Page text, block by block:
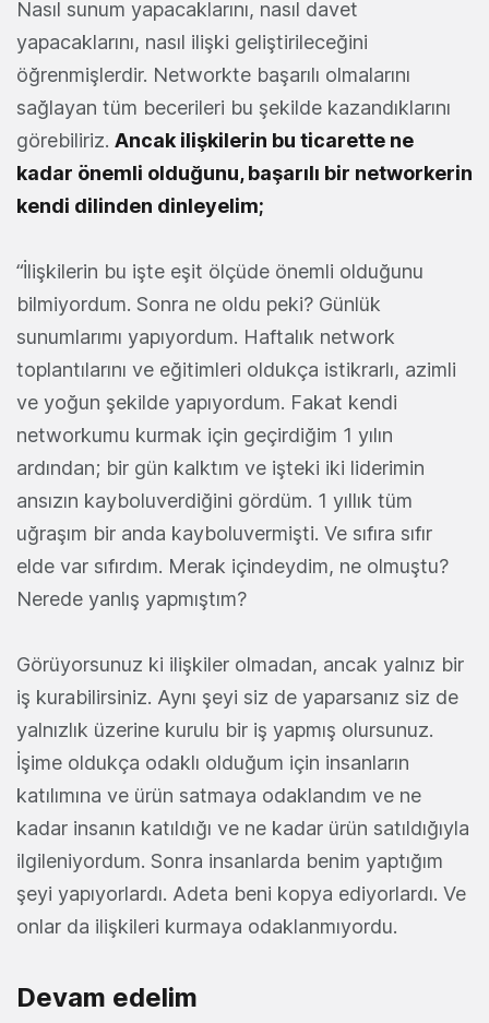
Nasıl sunum yapacaklarını, nasıl davet
yapacaklarını, nasıl ilişki geliştirileceğini
öğrenmişlerdir. Networkte başarılı olmalarını
sağlayan tüm becerileri bu şekilde kazandıklarını
görebiliriz. Ancak ilişkilerin bu ticarette ne
kadar önemli olduğunu, başarılı bir networkerin
kendi dilinden dinleyelim;
“İlişkilerin bu işte eşit ölçüde önemli olduğunu
bilmiyordum. Sonra ne oldu peki? Günlük
sunumlarımı yapıyordum. Haftalık network
toplantılarını ve eğitimleri oldukça istikrarlı, azimli
ve yoğun şekilde yapıyordum. Fakat kendi
networkumu kurmak için geçirdiğim 1 yılın
ardından; bir gün kalktım ve işteki iki liderimin
ansızın kayboluverdiğini gördüm. 1 yıllık tüm
uğraşım bir anda kayboluvermişti. Ve sıfıra sıfır
elde var sıfırdım. Merak içindeydim, ne olmuştu?
Nerede yanlış yapmıştım?
Görüyorsunuz ki ilişkiler olmadan, ancak yalnız bir
iş kurabilirsiniz. Aynı şeyi siz de yaparsanız siz de
yalnızlık üzerine kurulu bir iş yapmış olursunuz.
İşime oldukça odaklı olduğum için insanların
katılımına ve ürün satmaya odaklandım ve ne
kadar insanın katıldığı ve ne kadar ürün satıldığıyla
ilgileniyordum. Sonra insanlarda benim yaptığım
şeyi yapıyorlardı. Adeta beni kopya ediyorlardı. Ve
onlar da ilişkileri kurmaya odaklanmıyordu.
Devam edelim